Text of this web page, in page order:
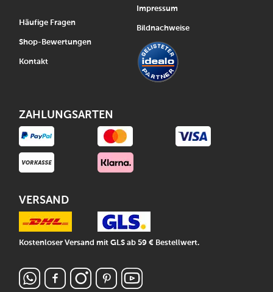
Häufige Fragen
Shop-Bewertungen
Kontakt
Impressum
Bildnachweise
ZAHLUNGSARTEN
VERSAND
Kostenloser Versand mit GLS ab 59 € Bestellwert.